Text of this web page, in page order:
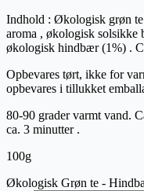
Indhold : Økologisk grøn
aroma , økologisk solsikke
økologisk hindbær (1%) .
Opbevares tørt, ikke for
opbevares i tillukket
80-90 grader varmt vand.
ca. 3 minutter .
100g
Økologisk Grøn te -